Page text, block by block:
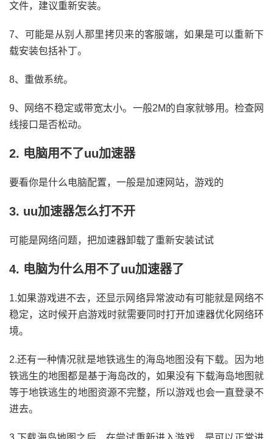
文件，建议重新安装。
7、可能是从别人那里拷贝来的客服端，如果是可以重新下
载安装包括补丁。
8、重做系统。
9、网络不稳定或带宽太小。一般2M的自家就够用。检查网
线接口是否松动。
2. 电脑用不了uu加速器
要看你是什么电脑配置，一般是加速网站，游戏的
3. uu加速器怎么打不开
可能是网络问题，把加速器卸载了重新安装试试
4. 电脑为什么用不了uu加速器了
1.如果游戏进不去，还显示网络异常波动有可能就是网络不
稳定，这时候开启游戏时就需要同时打开加速器优化网络环
境。
2.还有一种情况就是地铁逃生的海岛地图没有下载。因为地
铁逃生的地图都是基于海岛改的，如果没有下载海岛地图就
等于地铁逃生的地图资源不完整，所以游戏也会一直登录不
进去。